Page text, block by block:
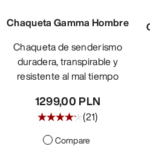
Chaqueta Gamma Hombre
Chaqueta de senderismo
duradera, transpirable y
resistente al mal tiempo
1299,00 PLN
(21)
Compare